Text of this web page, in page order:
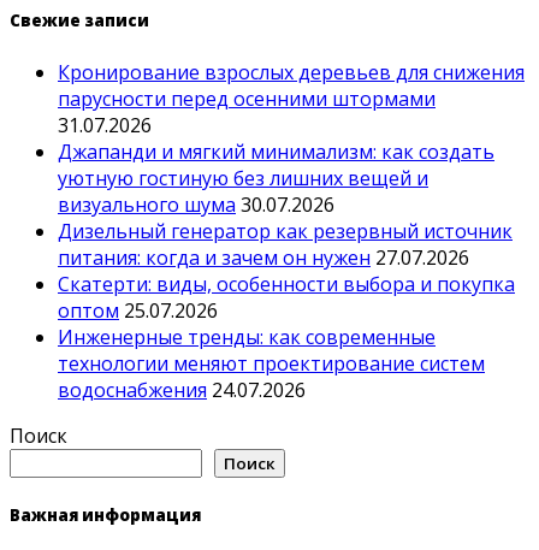
Свежие записи
Кронирование взрослых деревьев для снижения
парусности перед осенними штормами
31.07.2026
Джапанди и мягкий минимализм: как создать
уютную гостиную без лишних вещей и
визуального шума 30.07.2026
Дизельный генератор как резервный источник
питания: когда и зачем он нужен 27.07.2026
Скатерти: виды, особенности выбора и покупка
оптом 25.07.2026
Инженерные тренды: как современные
технологии меняют проектирование систем
водоснабжения 24.07.2026
Поиск
Поиск
Важная информация